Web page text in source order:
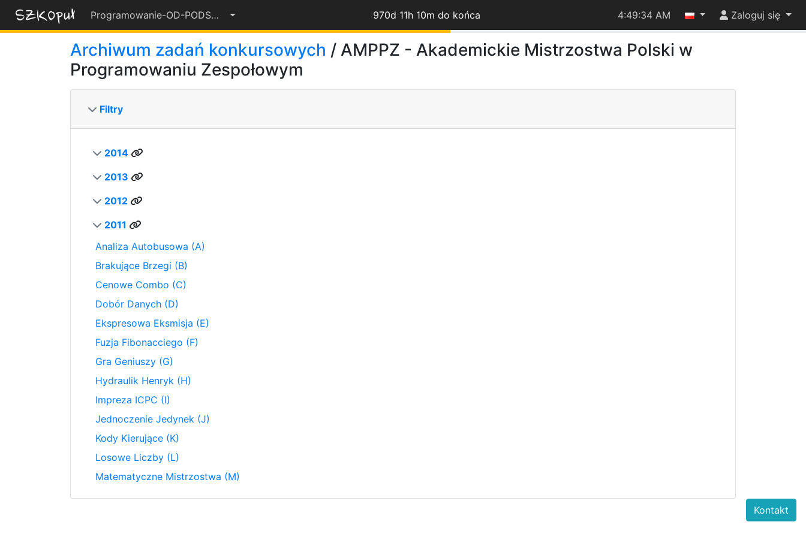
Programowanie-OD-PODSTAW-2022-23 970d 11h 10m do końca
55%
4:49:34 AM Zaloguj się
Archiwum zadań konkursowych / AMPPZ - Akademickie Mistrzostwa Polski w
Programowaniu Zespołowym
Filtry
2014
2013
2012
2011
Analiza Autobusowa (A)
Brakujące Brzegi (B)
Cenowe Combo (C)
Dobór Danych (D)
Ekspresowa Eksmisja (E)
Fuzja Fibonacciego (F)
Gra Geniuszy (G)
Hydraulik Henryk (H)
Impreza ICPC (I)
Jednoczenie Jedynek (J)
Kody Kierujące (K)
Losowe Liczby (L)
Matematyczne Mistrzostwa (M)
Kontakt